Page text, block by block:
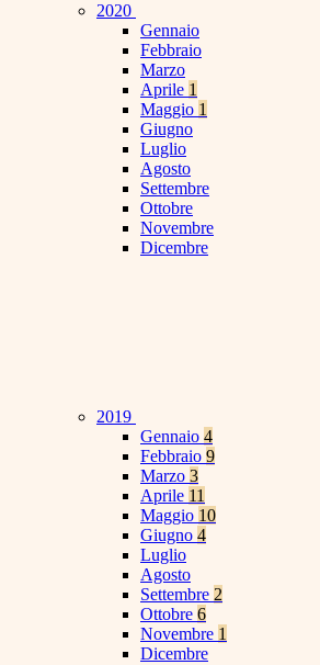
2020
Gennaio
Febbraio
Marzo
Aprile 1
Maggio 1
Giugno
Luglio
Agosto
Settembre
Ottobre
Novembre
Dicembre
2019
Gennaio 4
Febbraio 9
Marzo 3
Aprile 11
Maggio 10
Giugno 4
Luglio
Agosto
Settembre 2
Ottobre 6
Novembre 1
Dicembre